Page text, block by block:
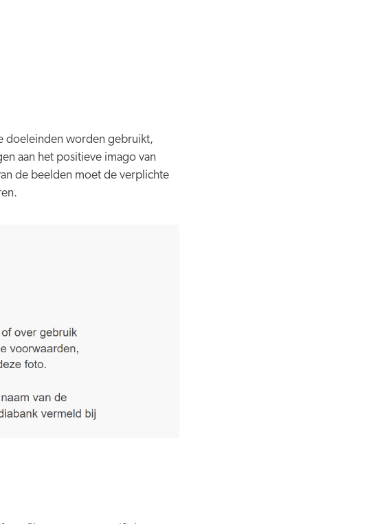
doeleinden worden gebruikt,
aan het positieve imago van
de beelden moet de verplichte